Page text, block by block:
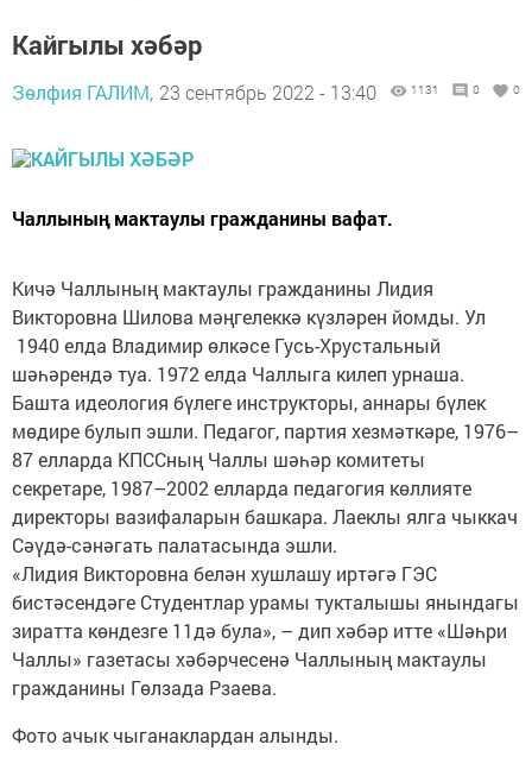
Кайгылы хәбәр
Зөлфия ГАЛИМ, 23 сентябрь 2022 - 13:40 1131 0 0
Чаллының мактаулы гражданины вафат.
Кичә Чаллының мактаулы гражданины Лидия
Викторовна Шилова мәңгелеккә күзләрен йомды. Ул
1940 елда Владимир өлкәсе Гусь-Хрустальный
шәһәрендә туа. 1972 елда Чаллыга килеп урнаша.
Башта идеология бүлеге инструкторы, аннары бүлек
мөдире булып эшли. Педагог, партия хезмәткәре, 1976–
87 елларда КПССның Чаллы шәһәр комитеты
секретаре, 1987–2002 елларда педагогия көллияте
директоры вазифаларын башкара. Лаеклы ялга чыккач
Сәүдә-сәнәгать палатасында эшли.
«Лидия Викторовна белән хушлашу иртәгә ГЭС
бистәсендәге Студентлар урамы тукталышы янындагы
зиратта көндезге 11дә була», – дип хәбәр итте «Шәһри
Чаллы» газетасы хәбәрчесенә Чаллының мактаулы
гражданины Гөлзада Рзаева.
Фото ачык чыганаклардан алынды.